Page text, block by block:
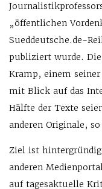
„öffentlichen
Sueddeutsche.de-
publiziert wurde.
Kramp, einem
mit Blick auf das
Hälfte der Texte
anderen Originale,
Ziel ist
anderen
auf tagesaktuelle